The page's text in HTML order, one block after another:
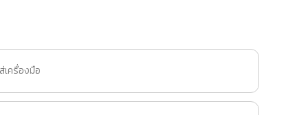
เครื่องมือ